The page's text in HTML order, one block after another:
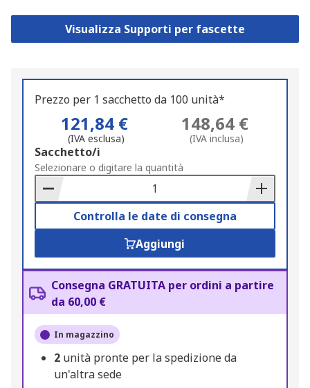
Visualizza Supporti per fascette
Prezzo per 1 sacchetto da 100 unità*
121,84 €
(IVA esclusa)
148,64 €
(IVA inclusa)
Add
to
Basket
Sacchetto/i
Selezionare o digitare la quantità
Controlla le date di consegna
Aggiungi
Consegna GRATUITA per ordini a partire
da 60,00 €
In magazzino
2 unità pronte per la spedizione da
un'altra sede